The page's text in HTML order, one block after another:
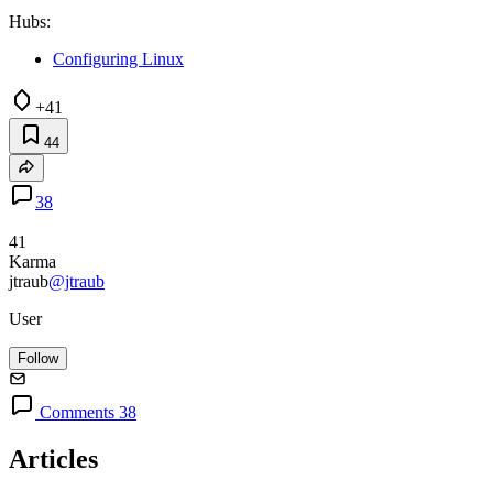
Hubs:
Configuring Linux
+41
44
38
41
Karma
jtraub@jtraub
User
Follow
Comments 38
Articles